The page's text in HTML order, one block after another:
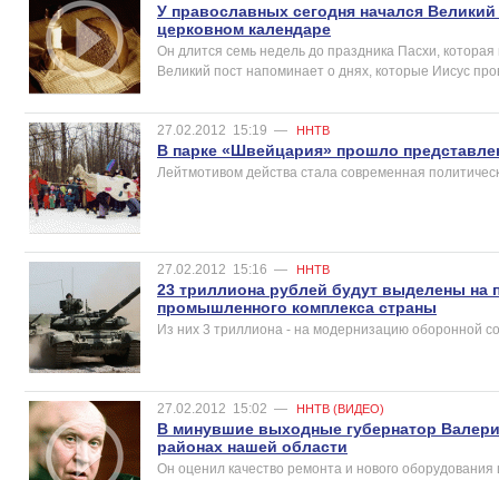
У православных сегодня начался
церковном календаре
Он длится семь недель до праздника Пасхи,
Великий пост напоминает о днях, которые Иисус
27.02.2012 15:19 — ННТВ
В парке «Швейцария» прошло
Лейтмотивом действа стала современная
27.02.2012 15:16 — ННТВ
23 триллиона рублей будут выделены на
промышленного комплекса страны
Из них 3 триллиона - на модернизацию оборонной
27.02.2012 15:02 — ННТВ (ВИДЕО)
В минувшие выходные губернатор
районах нашей области
Он оценил качество ремонта и нового